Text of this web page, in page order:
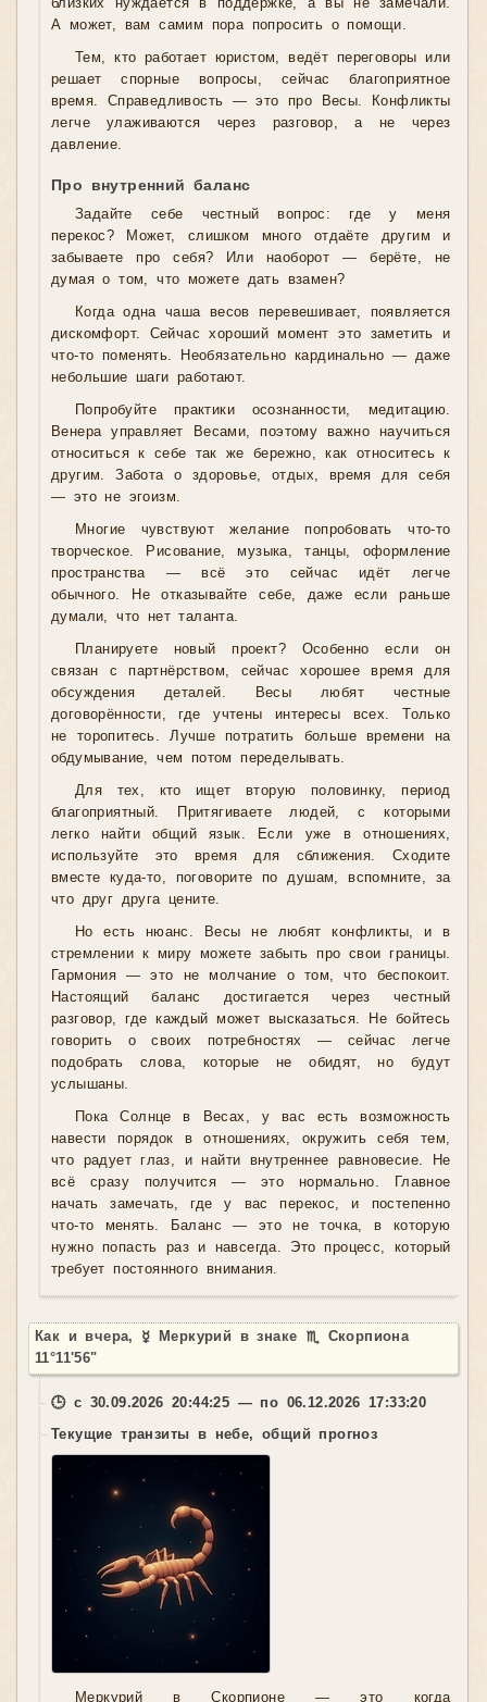
близких нуждается в поддержке, а вы не замечали.
А может, вам самим пора попросить о помощи.
Тем, кто работает юристом, ведёт переговоры или
решает спорные вопросы, сейчас благоприятное
время. Справедливость — это про Весы. Конфликты
легче улаживаются через разговор, а не через
давление.
Про внутренний баланс
Задайте себе честный вопрос: где у меня
перекос? Может, слишком много отдаёте другим и
забываете про себя? Или наоборот — берёте, не
думая о том, что можете дать взамен?
Когда одна чаша весов перевешивает, появляется
дискомфорт. Сейчас хороший момент это заметить и
что-то поменять. Необязательно кардинально — даже
небольшие шаги работают.
Попробуйте практики осознанности, медитацию.
Венера управляет Весами, поэтому важно научиться
относиться к себе так же бережно, как относитесь к
другим. Забота о здоровье, отдых, время для себя
— это не эгоизм.
Многие чувствуют желание попробовать что-то
творческое. Рисование, музыка, танцы, оформление
пространства — всё это сейчас идёт легче
обычного. Не отказывайте себе, даже если раньше
думали, что нет таланта.
Планируете новый проект? Особенно если он
связан с партнёрством, сейчас хорошее время для
обсуждения деталей. Весы любят честные
договорённости, где учтены интересы всех. Только
не торопитесь. Лучше потратить больше времени на
обдумывание, чем потом переделывать.
Для тех, кто ищет вторую половинку, период
благоприятный. Притягиваете людей, с которыми
легко найти общий язык. Если уже в отношениях,
используйте это время для сближения. Сходите
вместе куда-то, поговорите по душам, вспомните, за
что друг друга цените.
Но есть нюанс. Весы не любят конфликты, и в
стремлении к миру можете забыть про свои границы.
Гармония — это не молчание о том, что беспокоит.
Настоящий баланс достигается через честный
разговор, где каждый может высказаться. Не бойтесь
говорить о своих потребностях — сейчас легче
подобрать слова, которые не обидят, но будут
услышаны.
Пока Солнце в Весах, у вас есть возможность
навести порядок в отношениях, окружить себя тем,
что радует глаз, и найти внутреннее равновесие. Не
всё сразу получится — это нормально. Главное
начать замечать, где у вас перекос, и постепенно
что-то менять. Баланс — это не точка, в которую
нужно попасть раз и навсегда. Это процесс, который
требует постоянного внимания.
Как и вчера, ☿ Меркурий в знаке ♏ Скорпиона
11°11'56"
🕒 с 30.09.2026 20:44:25 — по 06.12.2026 17:33:20
Текущие транзиты в небе, общий прогноз
Меркурий в Скорпионе — это когда